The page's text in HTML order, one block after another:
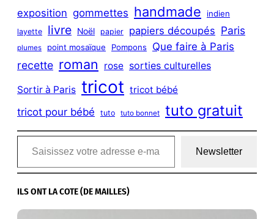
exposition gommettes handmade indien
layette livre Noël papier papiers découpés Paris
plumes point mosaïque Pompons Que faire à Paris
recette roman rose sorties culturelles
Sortir à Paris tricot tricot bébé
tricot pour bébé tuto tuto bonnet tuto gratuit
Saisissez votre adresse e-mail…
Newsletter
ILS ONT LA COTE (DE MAILLES)